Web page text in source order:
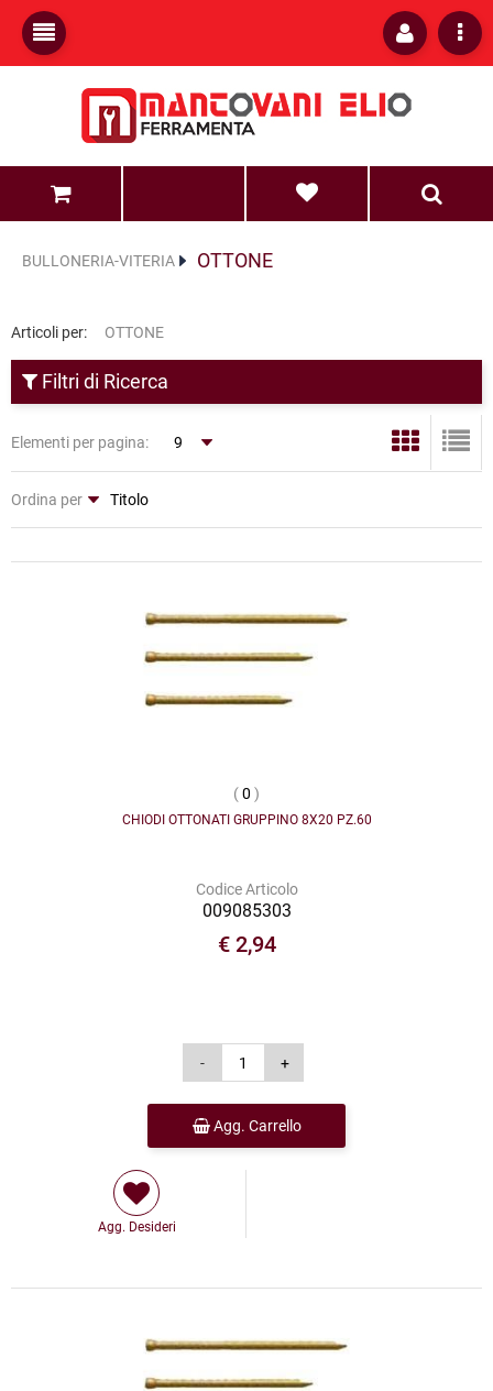
BULLONERIA-VITERIA OTTONE
Articoli per: OTTONE
Filtri di Ricerca
Elementi per pagina:
Ordina per
(0 )
CHIODI OTTONATI GRUPPINO 8X20 PZ.60
Codice Articolo
009085303
€ 2,94
Agg. Carrello
Agg. Desideri